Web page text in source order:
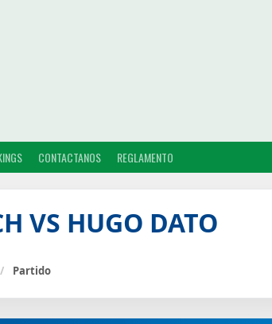
CONTACTANOS REGLAMENTO
VS HUGO DATO
/ Partido